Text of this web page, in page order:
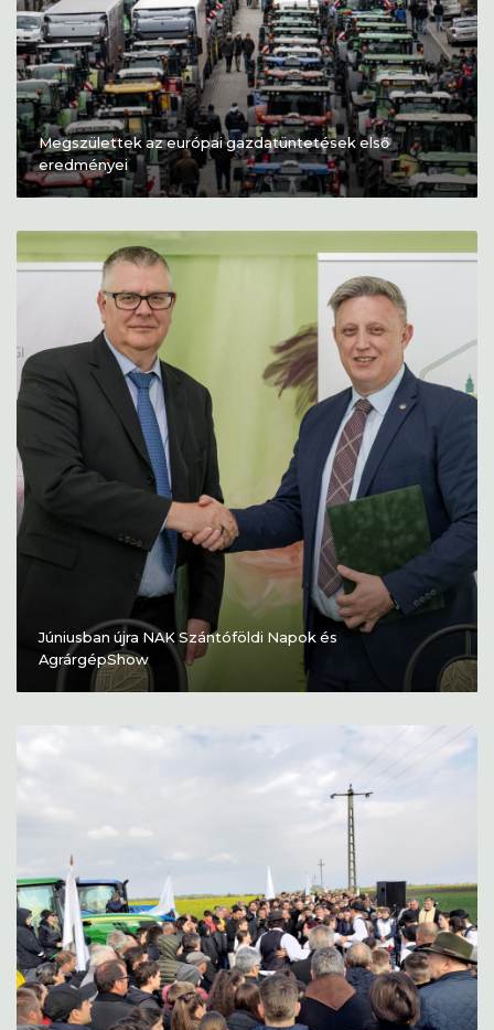
Megszülettek az európai gazdatüntetések első
eredményei
Júniusban újra NAK Szántóföldi Napok és
AgrárgépShow